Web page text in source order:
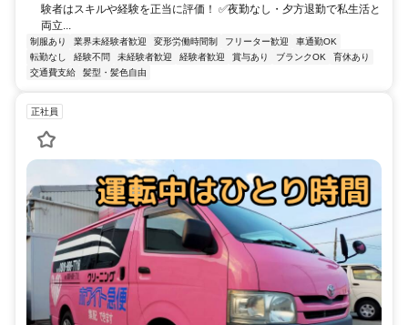
験者はスキルや経験を正当に評価！ ✅夜勤なし・夕方退勤で私生活と
両立...
制服あり 業界未経験者歓迎 変形労働時間制 フリーター歓迎
車通勤OK
転勤なし
経験不問 未経験者歓迎 経験者歓迎 賞与あり ブランクOK
育休あり
交通費支給
髪型・髪色自由
正社員